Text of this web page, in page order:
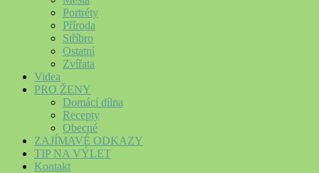
Portréty
Příroda
Stříbro
Ostatní
Zvířata
Videa
PRO ŽENY
Domácí dílna
Recepty
Obecné
ZAJÍMAVÉ ODKAZY
TIP NA VÝLET
Kontakt